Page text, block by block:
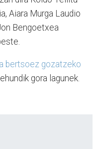
Aiara Murga Laudio
Bengoetxea
bertsoez gozatzeko
gora lagunek.